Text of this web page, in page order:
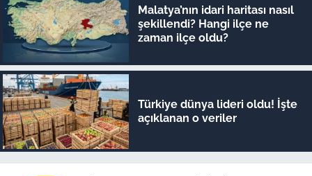
Malatya’nın idari haritası nasıl
şekillendi? Hangi ilçe ne
zaman ilçe oldu?
Türkiye dünya lideri oldu! İşte
açıklanan o veriler